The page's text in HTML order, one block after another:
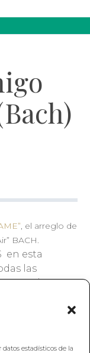
estadísticos de la
, el arreglo de
BACH.
en esta
las
por